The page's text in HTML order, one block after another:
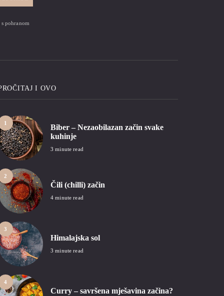
pohranom
I OVO
1
Biber – Nezaobilazan začin svake
kuhinje
3 minute read
2
Čili (chilli) začin
4 minute read
3
Himalajska sol
3 minute read
4
Curry – savršena mješavina začina?